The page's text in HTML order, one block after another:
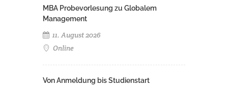
MBA Probevorlesung zu Globalem
Management
11. August 2026
Online
Von Anmeldung bis Studienstart